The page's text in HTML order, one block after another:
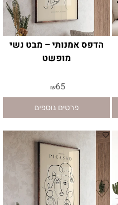
הדפס אמנותי – מבט נשי
מופשט
₪65
פרטים נוספים